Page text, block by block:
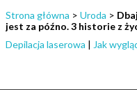
Strona główna > Uroda >
jest za późno. 3 historie z
Depilacja laserowa | Jak